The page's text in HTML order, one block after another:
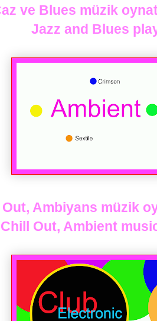
ve Blues müzik
Jazz and Blues
Ambiyans müzik
Chill Out, Ambient